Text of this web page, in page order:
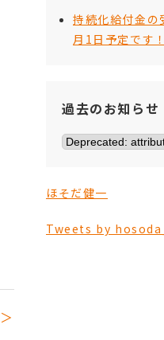
持続化給付金の
月1日予定です！
過去のお知らせ
ほそだ健一
Tweets by